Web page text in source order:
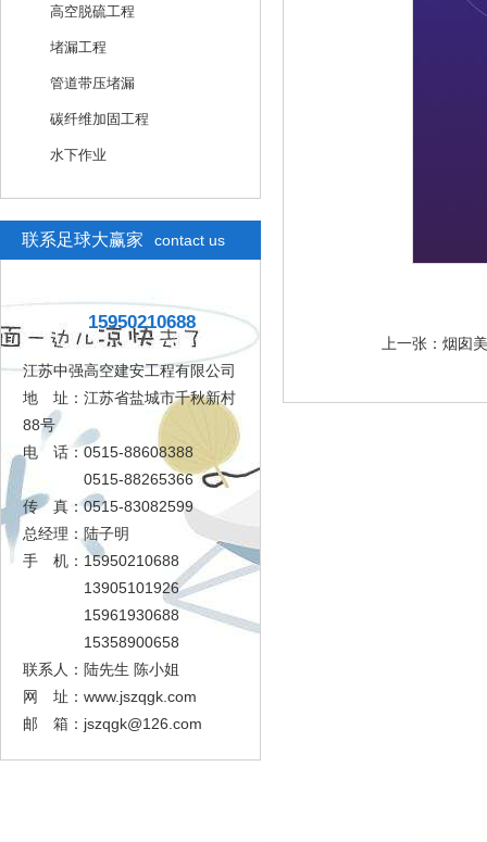
高空脱硫工程
堵漏工程
管道带压堵漏
碳纤维加固工程
水下作业
联系足球大赢家 contact us
15950210688
江苏中强高空建安工程有限公司
地 址：江苏省盐城市千秋新村
88号
电 话：0515-88608388
0515-88265366
传 真：0515-83082599
总经理：陆子明
手 机：15950210688
13905101926
15961930688
15358900658
联系人：陆先生 陈小姐
网 址：www.jszqgk.com
邮 箱： jszqgk@126.com
上一张： 烟囱